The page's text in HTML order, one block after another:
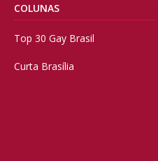
COLUNAS
Top 30 Gay Brasil
Curta Brasília